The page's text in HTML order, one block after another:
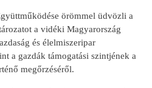
örömmel üdvözli a
a vidéki Magyarország
és élelmiszeripar
a gazdák támogatási szintjének a
megőrzéséről.